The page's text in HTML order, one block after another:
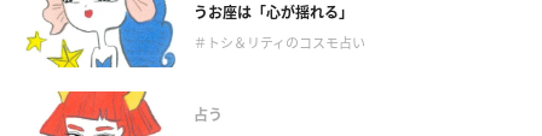
うお座は「心が揺れる」
＃トシ＆リティのコスモ占い
占う